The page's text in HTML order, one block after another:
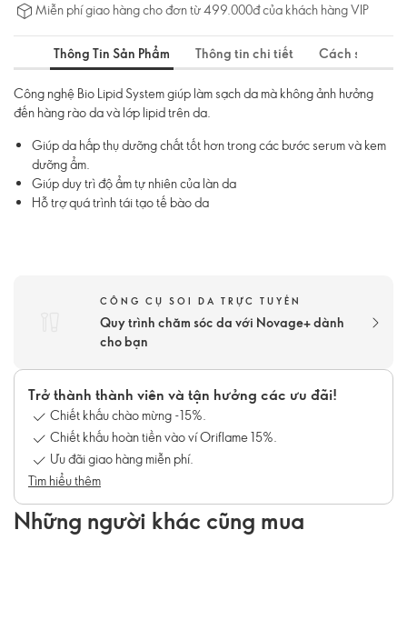
Miễn phí giao hàng cho đơn từ 499.000đ của khách hàng VIP
Thông Tin Sản Phẩm Thông tin chi tiết Cách sử dụng
Công nghệ Bio Lipid System giúp làm sạch da mà không ảnh hưởng
đến hàng rào da và lớp lipid trên da.
Giúp da hấp thụ dưỡng chất tốt hơn trong các bước serum và kem
dưỡng ẩm.
Giúp duy trì độ ẩm tự nhiên của làn da
Hỗ trợ quá trình tái tạo tế bào da
CÔNG CỤ SOI DA TRỰC TUYẾN
Quy trình chăm sóc da với Novage+ dành
cho bạn
Trở thành thành viên và tận hưởng các ưu đãi!
Chiết khấu chào mừng -15%.
Chiết khấu hoàn tiền vào ví Oriflame 15%.
Ưu đãi giao hàng miễn phí.
Tìm hiểu thêm
Những người khác cũng mua